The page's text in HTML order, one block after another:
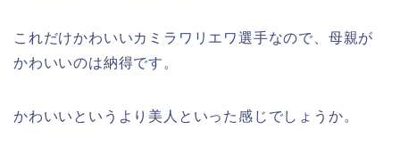
これだけかわいいカミラワリエワ選手なので、母親が
かわいいのは納得です。
かわいいというより美人といった感じでしょうか。